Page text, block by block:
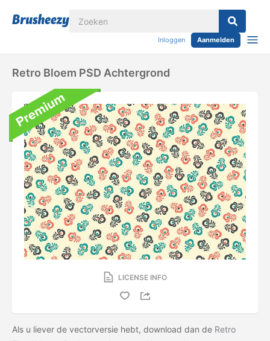
Inloggen Aanmelden
Retro Bloem PSD Achtergrond
LICENSE INFO
Als u liever de vectorversie hebt, download dan de Retro